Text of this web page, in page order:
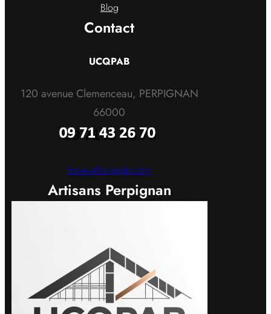
Blog
Contact
UCQPAB
120 avenue Clemenceau, PERPIGNAN
66000
travaux@ucqpab.com
Artisans Perpignan